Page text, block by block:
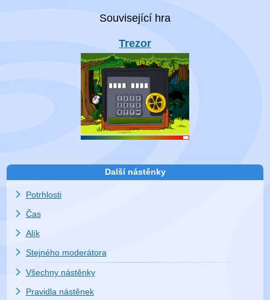
Trezor
Další nástěnky
Potrhlosti
Čas
Alík
Stejného moderátora
Všechny nástěnky
Pravidla nástěnek